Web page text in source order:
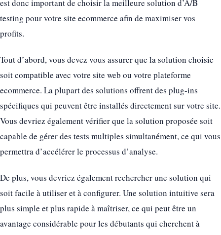
est donc important de choisir la meilleure solution d’A/B
testing pour votre site ecommerce afin de maximiser vos
profits.
Tout d’abord, vous devez vous assurer que la solution choisie
soit compatible avec votre site web ou votre plateforme
ecommerce. La plupart des solutions offrent des plug-ins
spécifiques qui peuvent être installés directement sur votre site.
Vous devriez également vérifier que la solution proposée soit
capable de gérer des tests multiples simultanément, ce qui vous
permettra d’accélérer le processus d’analyse.
De plus, vous devriez également rechercher une solution qui
soit facile à utiliser et à configurer. Une solution intuitive sera
plus simple et plus rapide à maîtriser, ce qui peut être un
avantage considérable pour les débutants qui cherchent à